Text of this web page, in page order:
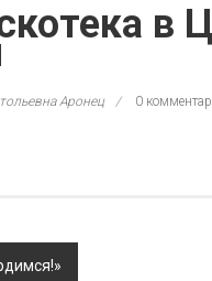
в
Аронец 0